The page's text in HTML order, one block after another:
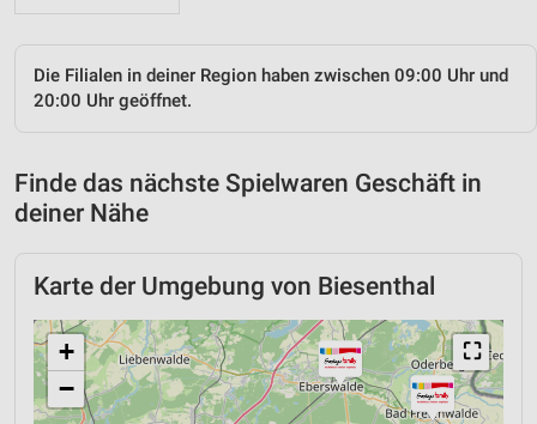
Die Filialen in deiner Region haben zwischen 09:00 Uhr und
20:00 Uhr geöffnet.
Finde das nächste Spielwaren Geschäft in
deiner Nähe
Karte der Umgebung von Biesenthal
⛶
+
−